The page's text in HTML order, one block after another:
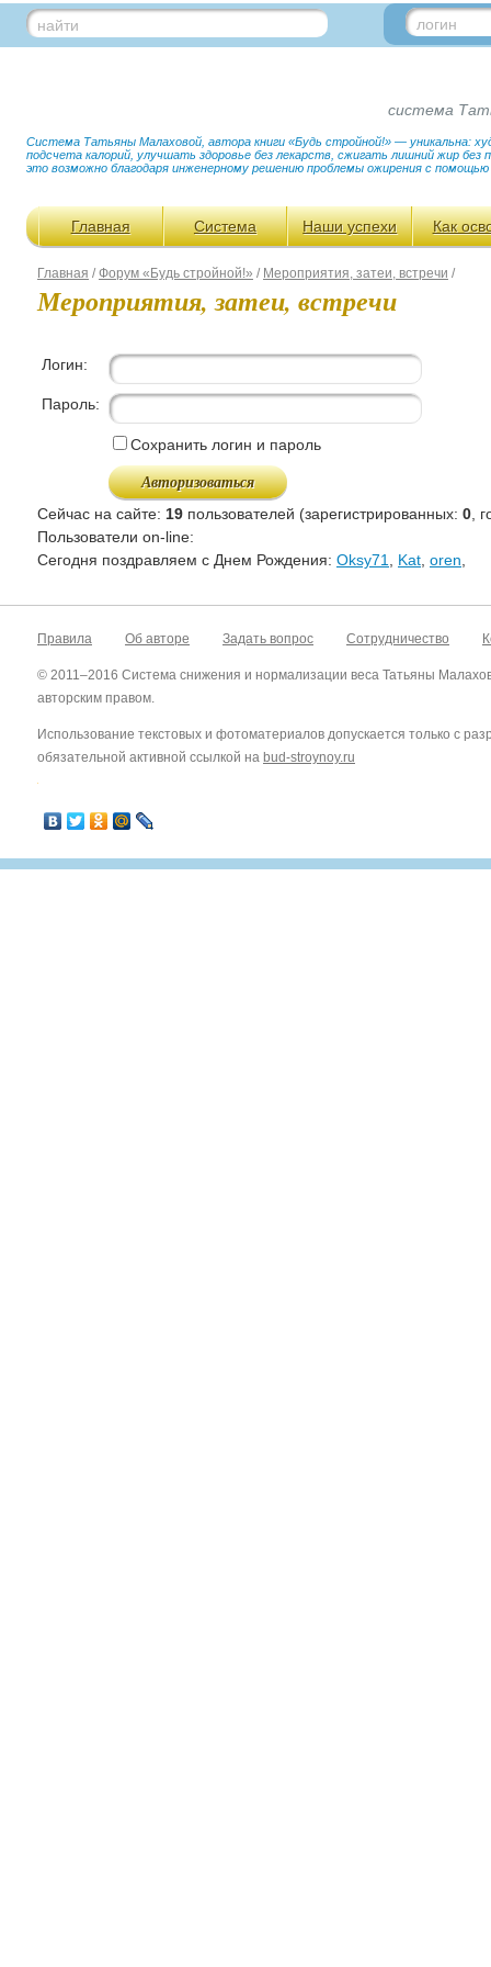
найти логин
система
Система Татьяны Малаховой, автора книги «Будь стройной!» — уникальна:
подсчета калорий, улучшать здоровье без лекарств, сжигать лишний жир
это возможно благодаря инженерному решению проблемы ожирения с
Главная Система Наши успехи Как
Главная /Форум «Будь стройной!» / Мероприятия, затеи, встречи /
Мероприятия, затеи, встречи
Логин:
Пароль:
Сохранить логин и пароль
Сейчас на сайте: 19 пользователей (зарегистрированных: 0 ,
Пользователи on-line:
Cегодня поздравляем с Днем Рождения: Oksy71 Kat oren
Правила Об авторе Задать вопрос Сотрудничество
© 2011–2016 Система снижения и нормализации веса Татьяны
авторским правом.
Использование текстовых и фотоматериалов допускается только с
обязательной активной ссылкой на bud-stroynoy.ru